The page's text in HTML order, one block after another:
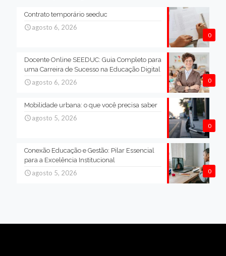
0
Contrato temporário seeduc
agosto 6, 2026
0
Docente Online SEEDUC: Guia Completo para
uma Carreira de Sucesso na Educação Digital
agosto 6, 2026
0
Mobilidade urbana: o que você precisa saber
agosto 5, 2026
0
Conexão Educação e Gestão: Pilar Essencial
para a Excelência Institucional
agosto 5, 2026